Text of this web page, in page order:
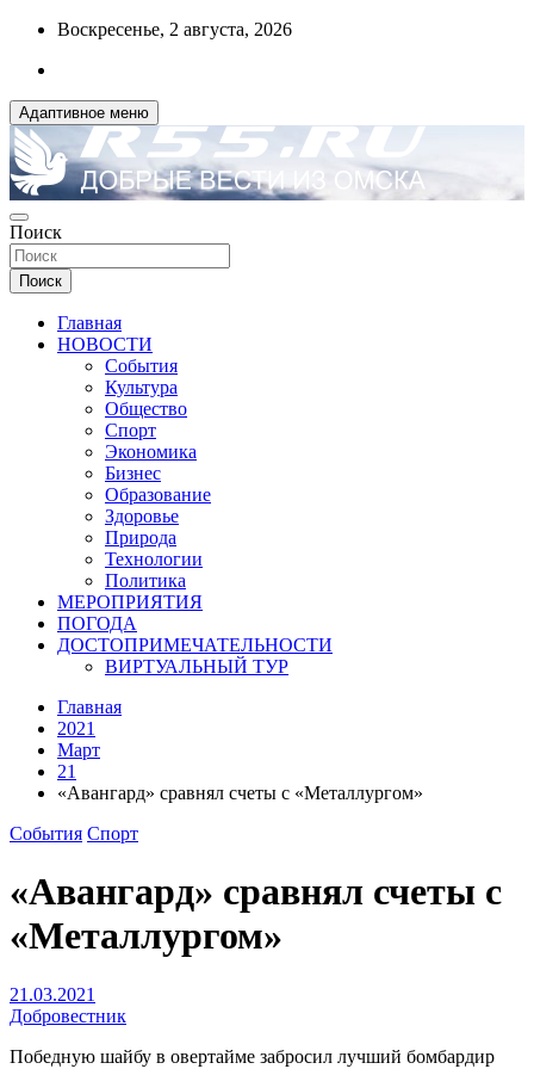
Перейти
содержимому
Воскресенье, 2 августа, 2026
Адаптивное меню
R55.RU
ДОБРЫЕ ВЕСТИ ИЗ ОМСКА
Поиск
Поиск
Главная
НОВОСТИ
События
Культура
Общество
Спорт
Экономика
Бизнес
Образование
Здоровье
Природа
Технологии
Политика
МЕРОПРИЯТИЯ
ПОГОДА
ДОСТОПРИМЕЧАТЕЛЬНОСТИ
ВИРТУАЛЬНЫЙ ТУР
Главная
2021
Март
21
«Авангард» сравнял счеты с «Металлургом»
События Спорт
«Авангард» сравнял счеты с
«Металлургом»
21.03.2021
Добровестник
Победную шайбу в овертайме забросил лучший бомбардир